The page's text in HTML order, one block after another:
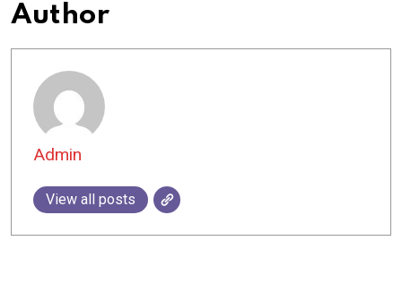
Author
Admin
View all posts